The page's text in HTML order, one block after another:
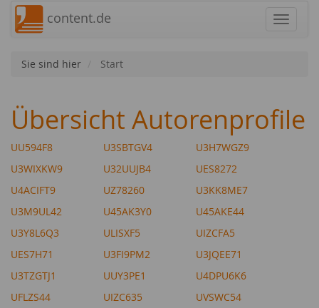
content.de
Sie sind hier Start
Übersicht Autorenprofile
UU594F8
U3WIXKW9
U4ACIFT9
U3M9UL42
U3Y8L6Q3
UES7H71
U3TZGTJ1
UFLZS44
U3SBTGV4
U32UUJB4
UZ78260
U45AK3Y0
ULISXF5
U3FI9PM2
UUY3PE1
UIZC635
U3H7WGZ9
UES8272
U3KK8ME7
U45AKE44
UIZCFA5
U3JQEE71
U4DPU6K6
UVSWC54